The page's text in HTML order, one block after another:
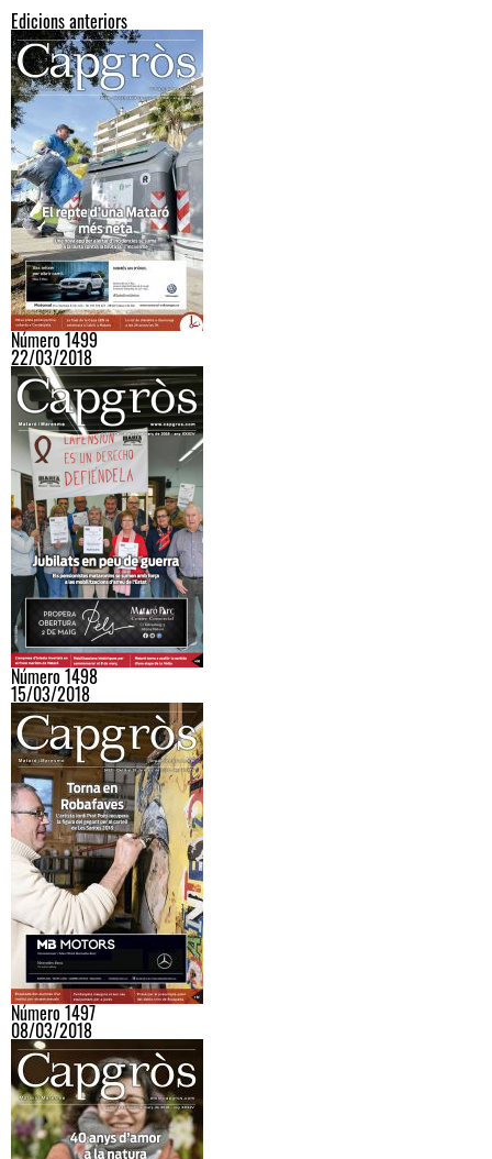
Edicions anteriors
Número 1499
22/03/2018
Número 1498
15/03/2018
Número 1497
08/03/2018